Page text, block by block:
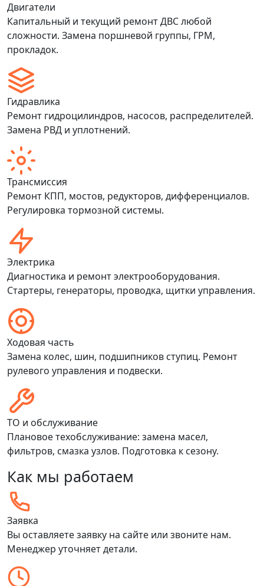
Двигатели
Капитальный и текущий ремонт ДВС любой
сложности. Замена поршневой группы, ГРМ,
прокладок.
Гидравлика
Ремонт гидроцилиндров, насосов, распределителей.
Замена РВД и уплотнений.
Трансмиссия
Ремонт КПП, мостов, редукторов, дифференциалов.
Регулировка тормозной системы.
Электрика
Диагностика и ремонт электрооборудования.
Стартеры, генераторы, проводка, щитки управления.
Ходовая часть
Замена колес, шин, подшипников ступиц. Ремонт
рулевого управления и подвески.
ТО и обслуживание
Плановое техобслуживание: замена масел,
фильтров, смазка узлов. Подготовка к сезону.
Как мы работаем
Заявка
Вы оставляете заявку на сайте или звоните нам.
Менеджер уточняет детали.